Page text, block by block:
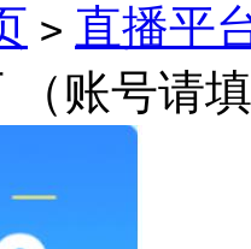
> 直播平
（账号请